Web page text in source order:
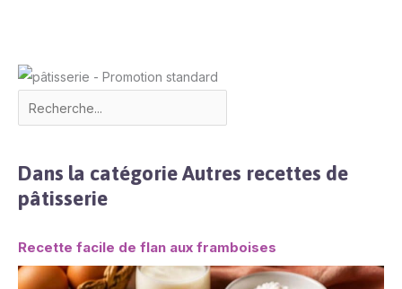
Dans la catégorie Autres recettes de
pâtisserie
Recette facile de flan aux framboises